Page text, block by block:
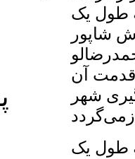
طول یک
تلاش شاپور
قدمت آن
شهر
طول یک